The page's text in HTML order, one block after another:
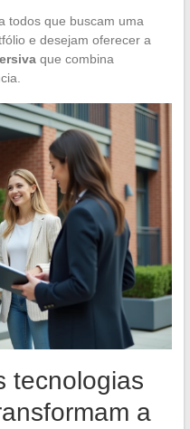
todos que buscam uma
e desejam oferecer a
que combina
tecnologias
a